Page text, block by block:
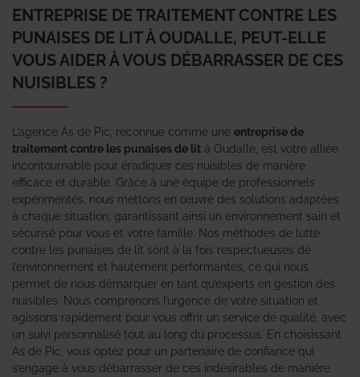
ENTREPRISE DE TRAITEMENT CONTRE LES
PUNAISES DE LIT À OUDALLE, PEUT-ELLE
VOUS AIDER À VOUS DÉBARRASSER DE CES
NUISIBLES ?
L’agence As de Pic, reconnue comme une entreprise de
traitement contre les punaises de lit à Oudalle, est votre alliée
incontournable pour éradiquer ces nuisibles de manière
efficace et durable. Grâce à une équipe de professionnels
expérimentés, nous mettons en œuvre des solutions adaptées
à chaque situation, garantissant ainsi un environnement sain et
sécurisé pour vous et votre famille. Nos méthodes de lutte
contre les punaises de lit sont à la fois respectueuses de
l’environnement et hautement performantes, ce qui nous
permet de nous démarquer en tant qu’experts en gestion des
nuisibles. Nous comprenons l’urgence de votre situation et
agissons rapidement pour vous offrir un service de qualité, avec
un suivi personnalisé tout au long du processus. En choisissant
As de Pic, vous optez pour un partenaire de confiance qui
s’engage à vous débarrasser de ces indésirables de manière